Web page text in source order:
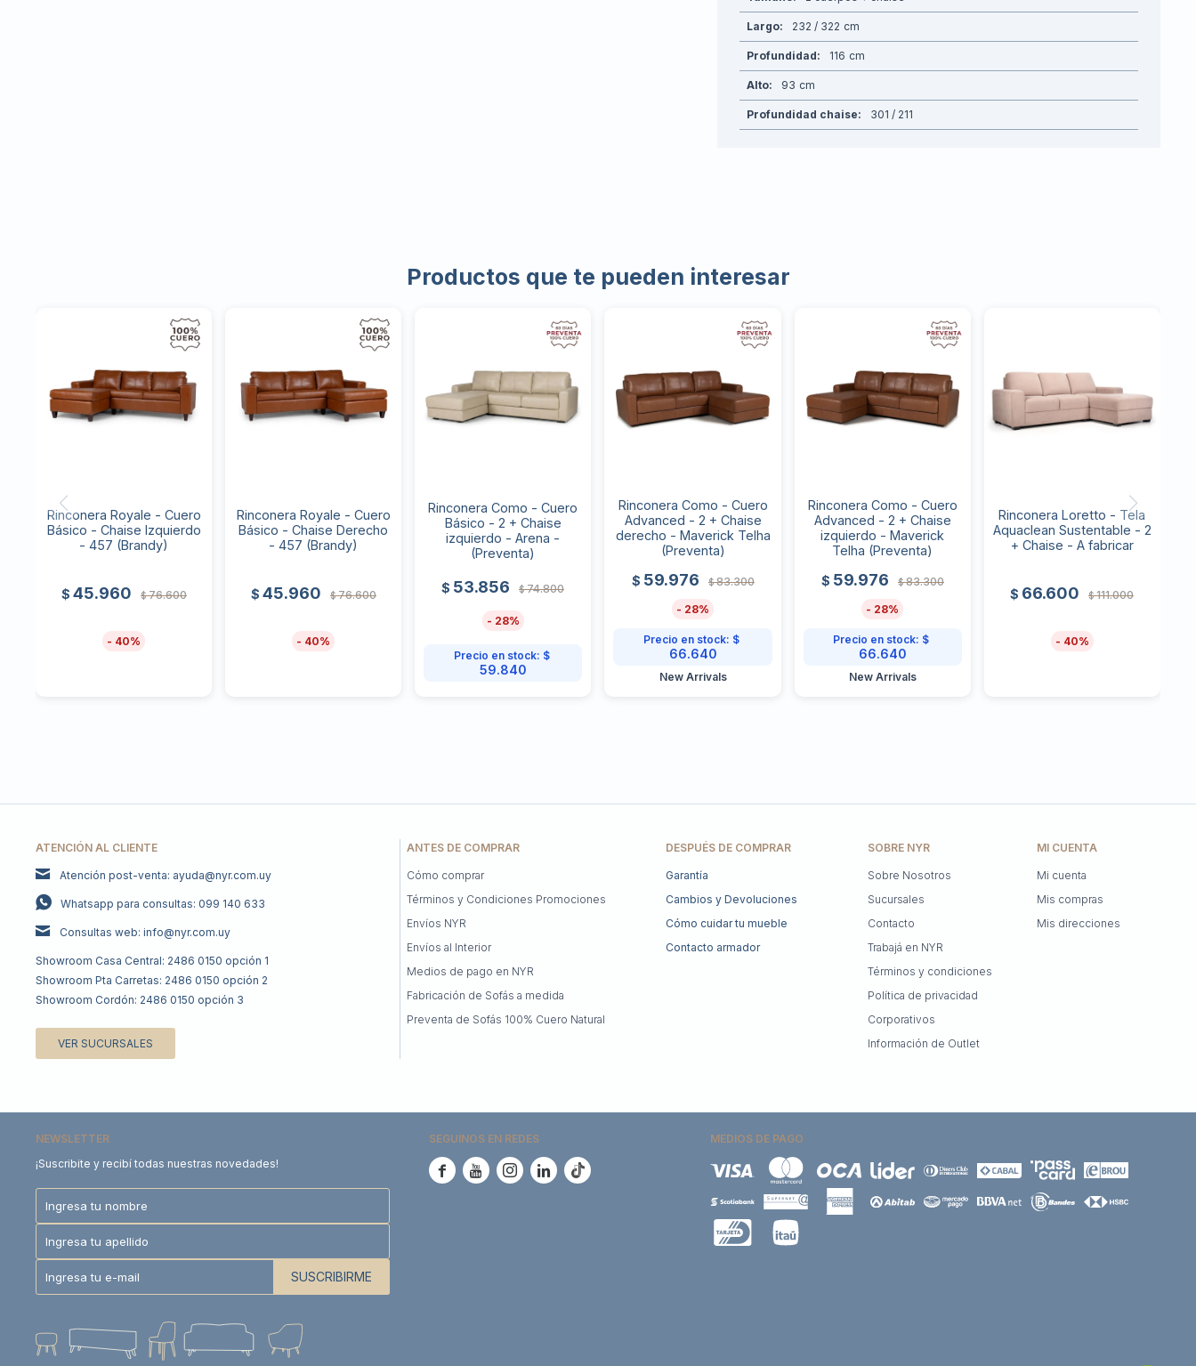
Largo 232 / 322
Profundidad 116
Alto 93
Profundidad chaise 301 / 211
Productos que te pueden interesar
Rinconera Royale - Cuero
Básico - Chaise Izquierdo
- 457 (Brandy)
$ 45.960 $ 76.600
40
Rinconera Royale - Cuero
Básico - Chaise Derecho
- 457 (Brandy)
$ 45.960 $ 76.600
40
Rinconera Como - Cuero
Básico - 2 + Chaise
izquierdo - Arena -
(Preventa)
$ 53.856 $ 74.800
28
Precio en stock: $
59.840
Rinconera Como - Cuero
Advanced - 2 + Chaise
derecho - Maverick Telha
(Preventa)
$ 59.976 $ 83.300
28
Precio en stock: $
66.640
New Arrivals
Rinconera Como - Cuero
Advanced - 2 + Chaise
izquierdo - Maverick
Telha (Preventa)
$ 59.976 $ 83.300
28
Precio en stock: $
66.640
New Arrivals
Rinconera Loretto - Tela
Aquaclean Sustentable - 2
+ Chaise - A fabricar
$ 66.600 $ 111.000
40
ATENCIÓN AL CLIENTE
Atención post-venta: ayuda@nyr.com.uy
Whatsapp para consultas: 099 140 633
Consultas web: info@nyr.com.uy
Showroom Casa Central: 2486 0150 opción 1
Showroom Pta Carretas: 2486 0150 opción 2
Showroom Cordón: 2486 0150 opción 3
VER SUCURSALES
DESPUÉS DE COMPRAR
Garantía
Cambios y Devoluciones
Cómo cuidar tu mueble
Contacto armador
SOBRE NYR
Sobre Nosotros
Sucursales
Contacto
Trabajá en NYR
Términos y condiciones
Política de privacidad
Corporativos
Información de Outlet
ANTES DE COMPRAR
Cómo comprar
Términos y Condiciones Promociones
Envíos NYR
Envíos al Interior
Medios de pago en NYR
Fabricación de Sofás a medida
Preventa de Sofás 100% Cuero Natural
MI CUENTA
Mi cuenta
Mis compras
Mis direcciones
NEWSLETTER
¡Suscribite y recibí todas nuestras novedades!
SUSCRIBIRME
SEGUINOS EN REDES
    
MEDIOS DE PAGO